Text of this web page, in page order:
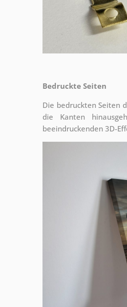
Bedruckte Seiten
Die bedruckten Seiten
die Kanten
beeindruckenden 3D-